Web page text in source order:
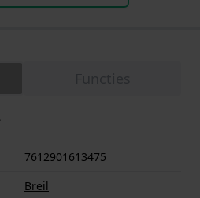
7612901613475
Breil